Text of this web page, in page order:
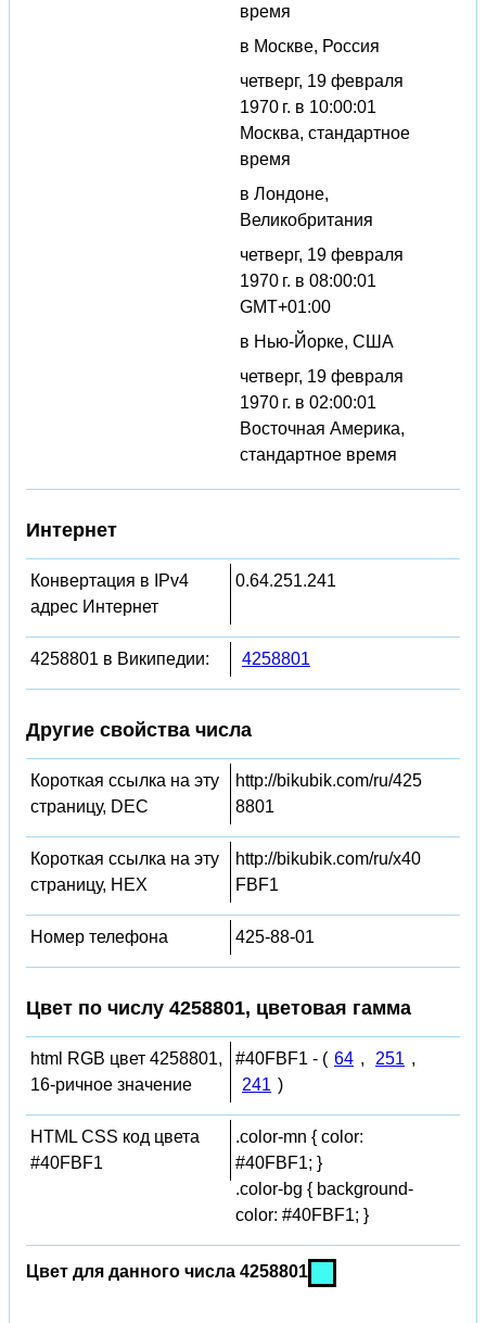
время
в Москве, Россия
четверг, 19 февраля
1970 г. в 10:00:01
Москва, стандартное
время
в Лондоне,
Великобритания
четверг, 19 февраля
1970 г. в 08:00:01
GMT+01:00
в Нью-Йорке, США
четверг, 19 февраля
1970 г. в 02:00:01
Восточная Америка,
стандартное время
Интернет
Конвертация в IPv4
адрес Интернет
0.64.251.241
4258801 в Википедии: 4258801
Другие свойства числа
Короткая ссылка на эту
страницу, DEC
http://bikubik.com/ru/425
8801
Короткая ссылка на эту
страницу, HEX
http://bikubik.com/ru/x40
FBF1
Номер телефона 425-88-01
Цвет по числу 4258801, цветовая гамма
html RGB цвет 4258801,
16-ричное значение
#40FBF1 - ( 64 , 251 ,
241 )
HTML CSS код цвета
#40FBF1
.color-mn { color:
#40FBF1; }
.color-bg { background-
color: #40FBF1; }
Цвет для данного числа 4258801